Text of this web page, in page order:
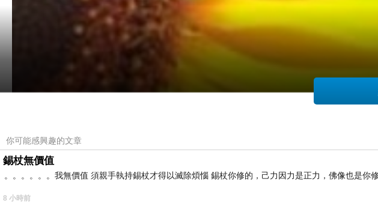
你可能感興趣的文章
錫杖無價值
。。。。。。我無價值 須親手執持錫杖才得以滅除煩惱 錫杖你修的，己力因力是正力，佛像也是你
8 小時前